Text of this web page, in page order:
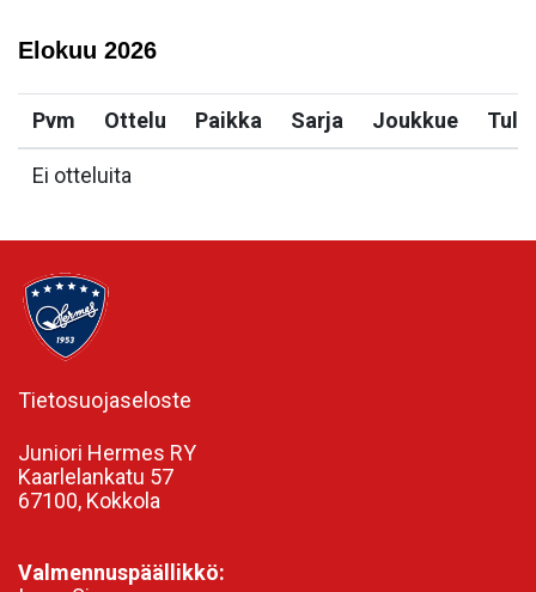
Elokuu 2026
Pvm Ottelu Paikka Sarja Joukkue
Ei otteluita
Tietosuojaseloste
Juniori Hermes RY
Kaarlelankatu 57
67100, Kokkola
Valmennuspäällikkö: